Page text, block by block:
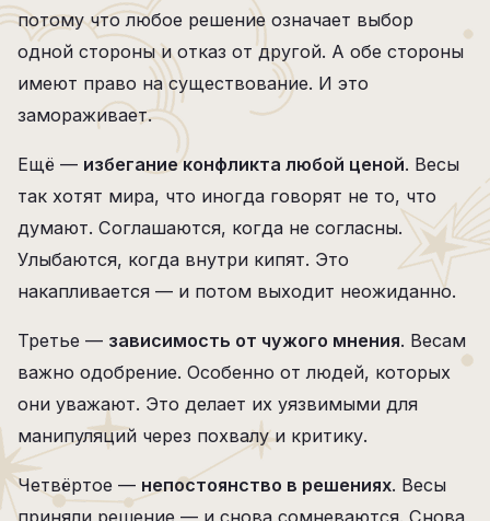
потому что любое решение означает выбор
одной стороны и отказ от другой. А обе стороны
имеют право на существование. И это
замораживает.
Ещё — избегание конфликта любой ценой. Весы
так хотят мира, что иногда говорят не то, что
думают. Соглашаются, когда не согласны.
Улыбаются, когда внутри кипят. Это
накапливается — и потом выходит неожиданно.
Третье — зависимость от чужого мнения. Весам
важно одобрение. Особенно от людей, которых
они уважают. Это делает их уязвимыми для
манипуляций через похвалу и критику.
Четвёртое — непостоянство в решениях. Весы
приняли решение — и снова сомневаются. Снова